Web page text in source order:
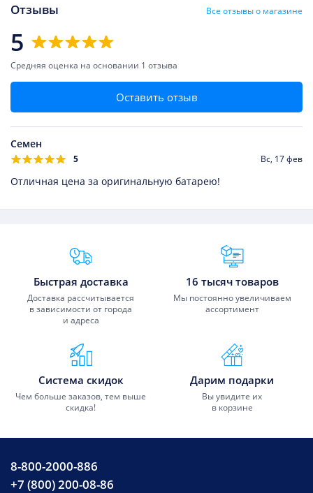
Отзывы Все отзывы о магазине
5
Средняя оценка на основании 1 отзыва
Оставить отзыв
Семен
5 Вс, 17 фев
Отличная цена за оригинальную батарею!
Преимущества Fixmobile
Быстрая доставка
Доставка рассчитывается
в зависимости от города
и адреса
16 тысяч товаров
Мы постоянно увеличиваем
ассортимент
Система скидок
Чем больше заказов, тем выше
скидка!
Дарим подарки
Вы увидите их
в корзине
8-800-2000-886
+7 (800) 200-08-86